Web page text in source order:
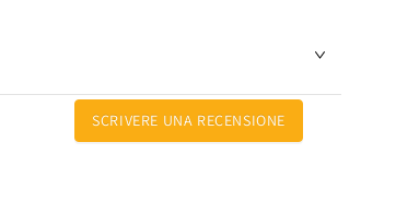
SCRIVERE UNA RECENSIONE